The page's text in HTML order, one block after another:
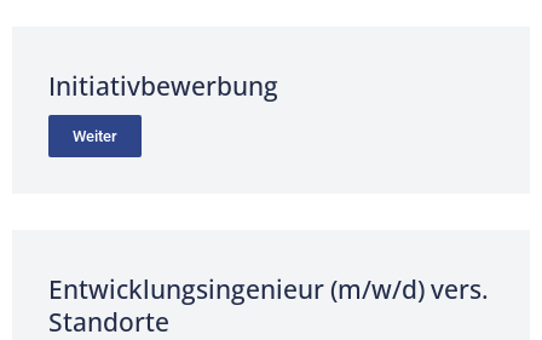
Initiativbewerbung
Weiter
Entwicklungsingenieur (m/w/d) vers.
Standorte